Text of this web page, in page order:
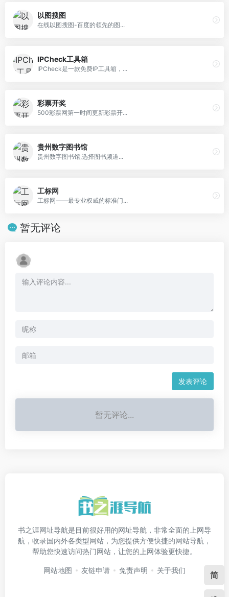
以图搜图
在线以图搜图-百度的领先的图...
IPCheck工具箱
IPCheck是一款免费IP工具箱，...
彩票开奖
500彩票网第一时间更新彩票开...
贵州数字图书馆
贵州数字图书馆,选择图书频道...
工标网
工标网——最专业权威的标准门...
暂无评论
发表评论
暂无评论...
书之涯网址导航是目前很好用的网址导航，非常全面的上网导
航，收录国内外各类型网站，为您提供方便快捷的网站导航，
帮助您快速访问热门网站，让您的上网体验更快捷。
网站地图 友链申请 免责声明 关于我们 简